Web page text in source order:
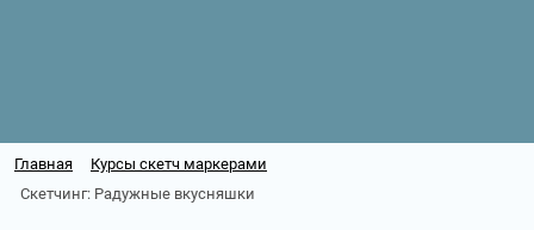
Главная
Курсы скетч маркерами
Скетчинг: Радужные вкусняшки